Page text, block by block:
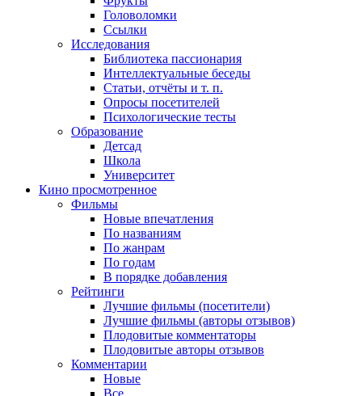
Головоломки
Ссылки
Исследования
Библиотека пассионария
Интеллектуальные беседы
Статьи, отчёты и т. п.
Опросы посетителей
Психологические тесты
Образование
Детсад
Школа
Университет
Кино просмотренное
Фильмы
Новые впечатления
По названиям
По жанрам
По годам
В порядке добавления
Рейтинги
Лучшие фильмы (посетители)
Лучшие фильмы (авторы отзывов)
Плодовитые комментаторы
Плодовитые авторы отзывов
Комментарии
Новые
Все